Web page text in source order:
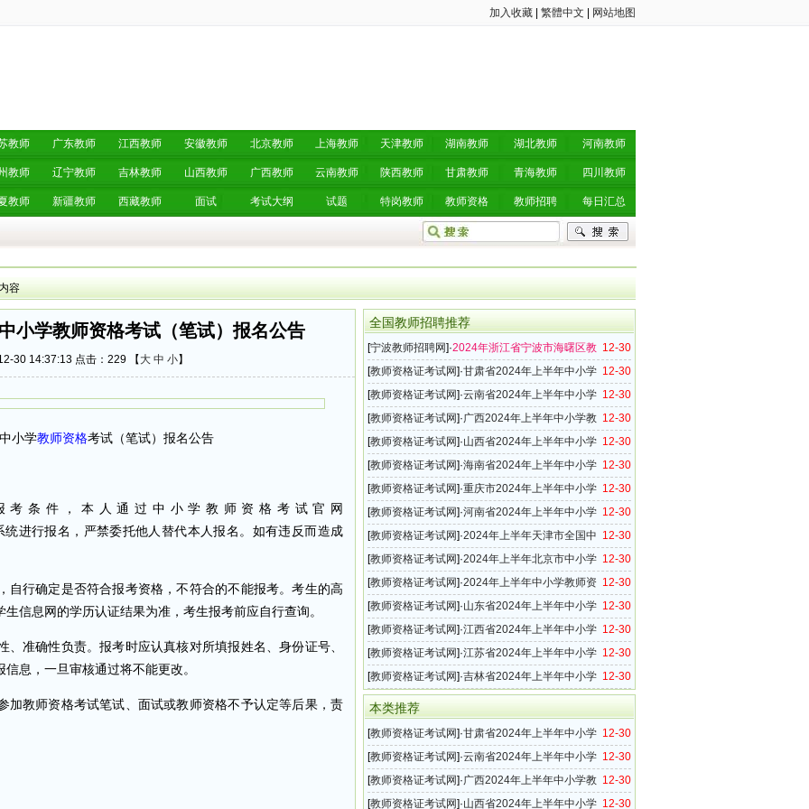
加入收藏 繁體中文 网站地图
教师 广东教师 江西教师 安徽教师 北京教师 上海教师 天津教师 湖南教师 湖北教师 河南教师
教师 辽宁教师 吉林教师 山西教师 广西教师 云南教师 陕西教师 甘肃教师 青海教师 四川教师
教师 新疆教师 西藏教师 面试 考试大纲 试题 特岗教师 教师资格 教师招聘 每日汇总
容
小学教师资格考试（笔试）报名公告
30 14:37:13 点击： 229 【 大 中 小】
小学教师资格考试（笔试）报名公告
件，本人通过中小学教师资格考试官网
进行报名，严禁委托他人替代本人报名。如有违反而造成
确定是否符合报考资格，不符合的不能报考。考生的高
信息网的学历认证结果为准，考生报考前应自行查询。
确性负责。报考时应认真核对所填报姓名、身份证号、
息，一旦审核通过将不能更改。
师资格考试笔试、面试或教师资格不予认定等后果，责
全国教师招聘推荐
12-30
[宁波教师招聘网]·2024年浙江省宁波市海曙区教
育局教师招聘公告（8名）
12-30
[教师资格证考试网]·甘肃省2024年上半年中小学
教师资格考试（笔试）报名公告
12-30
[教师资格证考试网]·云南省2024年上半年中小学
教师资格考试笔试报名公告
12-30
[教师资格证考试网]·广西2024年上半年中小学教
师资格考试笔试公告
12-30
[教师资格证考试网]·山西省2024年上半年中小学
教师资格考试（笔试）报名公告
12-30
[教师资格证考试网]·海南省2024年上半年中小学
教师资格考试（笔试）报名及相关事项的公告
12-30
[教师资格证考试网]·重庆市2024年上半年中小学
教师资格考试（笔试）公告
12-30
[教师资格证考试网]·河南省2024年上半年中小学
教师资格考试（笔试）报名相关事宜答考生问
12-30
[教师资格证考试网]·2024年上半年天津市全国中
小学教师资格考试（笔试）公告
12-30
[教师资格证考试网]·2024年上半年北京市中小学
教师资格考试笔试报名公告
12-30
[教师资格证考试网]·2024年上半年中小学教师资
格考试（笔试）上海考区报名公告
12-30
[教师资格证考试网]·山东省2024年上半年中小学
教师资格考试（笔试）报考须知
12-30
[教师资格证考试网]·江西省2024年上半年中小学
教师资格考试（笔试）报名工作的通知
12-30
[教师资格证考试网]·江苏省2024年上半年中小学
教师资格考试笔试报名通告
12-30
[教师资格证考试网]·吉林省2024年上半年中小学
教师资格考试（笔试）公告
本类推荐
12-30
[教师资格证考试网]·甘肃省2024年上半年中小学
教师资格考试（笔试）报名公告
12-30
[教师资格证考试网]·云南省2024年上半年中小学
教师资格考试笔试报名公告
12-30
[教师资格证考试网]·广西2024年上半年中小学教
师资格考试笔试公告
12-30
[教师资格证考试网]·山西省2024年上半年中小学